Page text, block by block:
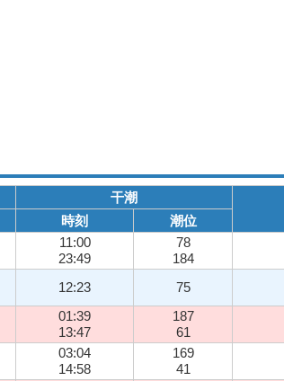
干潮
時刻 潮位
11:00
23:49
78
184
12:23 75
01:39
13:47
187
61
03:04
14:58
169
41